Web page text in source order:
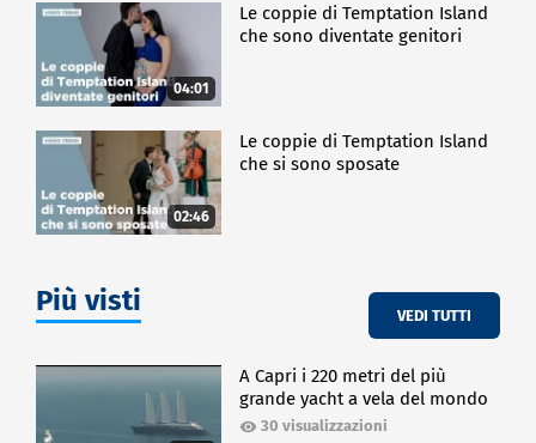
04:01
Le coppie di Temptation Island
che sono diventate genitori
02:46
Le coppie di Temptation Island
che si sono sposate
Più visti VEDI TUTTI
A Capri i 220 metri del più
grande yacht a vela del mondo
30 visualizzazioni